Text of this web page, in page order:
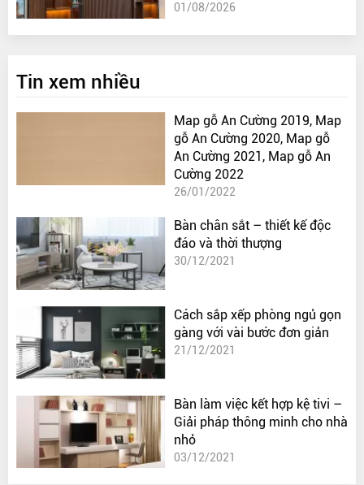
01/08/2026
Tin xem nhiều
Map gỗ An Cường 2019, Map
gỗ An Cường 2020, Map gỗ
An Cường 2021, Map gỗ An
Cường 2022
26/01/2022
Bàn chân sắt – thiết kế độc
đáo và thời thượng
30/12/2021
Cách sắp xếp phòng ngủ gọn
gàng với vài bước đơn giản
21/12/2021
Bàn làm việc kết hợp kệ tivi –
Giải pháp thông minh cho nhà
nhỏ
03/12/2021